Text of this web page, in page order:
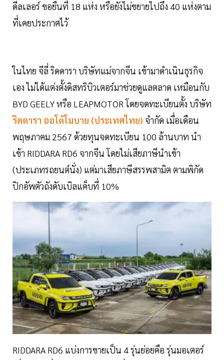
ดีลเลอร์ ขอยืนที่ 18 แห่ง หรือยังไม่ขยายไปถึง 40 แห่งตาม
ที่เคยประกาศไว้
ในไทย จีลี่ ริดดารา บริษัทแม่จากจีน เข้ามาดำเนินธุรกิจ
เอง ไม่ได้แต่งตั้งดิสทริบิวเตอร์มาช่วยดูแลตลาด เหมือนกับ
BYD GEELY หรือ LEAPMOTOR โดยจดทะเบียนตั้ง บริษัท
ริดดารา ออโต้โมบาย (ประเทศไทย) จำกัด เมื่อเดือน
พฤษภาคม 2567 ด้วยทุนจดทะเบียน 100 ล้านบาท นำ
เข้า RIDDARA RD6 จากจีน โดยไม่เสียภาษีนำเข้า
(ประเภทรถยนต์นั่ง) แต่มาเสียภาษีสรรพสามิต ตามพิกัด
ปิกอัพตัวถังดับเบิลแค็บที่ 10%
RIDDARA RD6 แบ่งการขายเป็น 4 รุ่นย่อยคือ รุ่นมอเตอร์